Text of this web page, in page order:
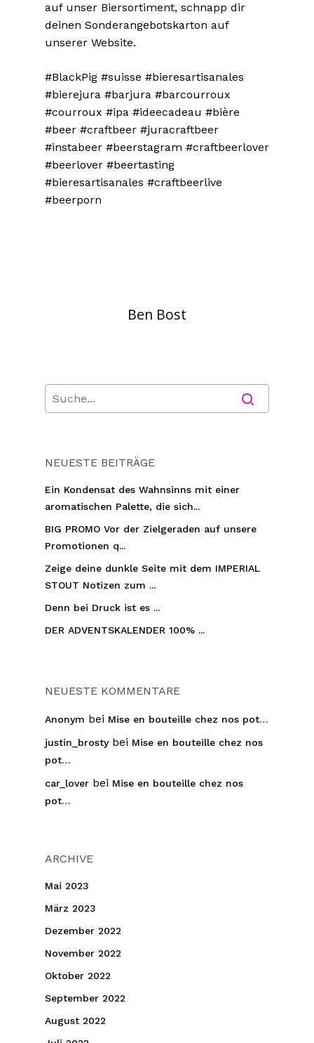
auf unser Biersortiment, schnapp dir
deinen Sonderangebotskarton auf
unserer Website.
#BlackPig #suisse #bieresartisanales
#bierejura #barjura #barcourroux
#courroux #ipa #ideecadeau #bière
#beer #craftbeer #juracraftbeer
#instabeer #beerstagram #craftbeerlover
#beerlover #beertasting
#bieresartisanales #craftbeerlive
#beerporn
Ben Bost
NEUESTE BEITRÄGE
Ein Kondensat des Wahnsinns mit einer
aromatischen Palette, die sich...
BIG PROMO Vor der Zielgeraden auf unsere
Promotionen q...
Zeige deine dunkle Seite mit dem IMPERIAL
STOUT Notizen zum ...
Denn bei Druck ist es ...
DER ADVENTSKALENDER 100% ...
NEUESTE KOMMENTARE
Anonym bei Mise en bouteille chez nos pot…
justin_brostybei Mise en bouteille chez nos
pot…
car_lover bei Mise en bouteille chez nos
pot…
ARCHIVE
Mai 2023
März 2023
Dezember 2022
November 2022
Oktober 2022
September 2022
August 2022